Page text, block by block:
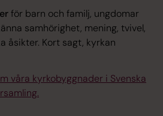
för barn och familj, ungdomar
samhörighet, mening, tvivel,
åsikter. Kort sagt, kyrkan
våra kyrkobyggnader i Svenska
.